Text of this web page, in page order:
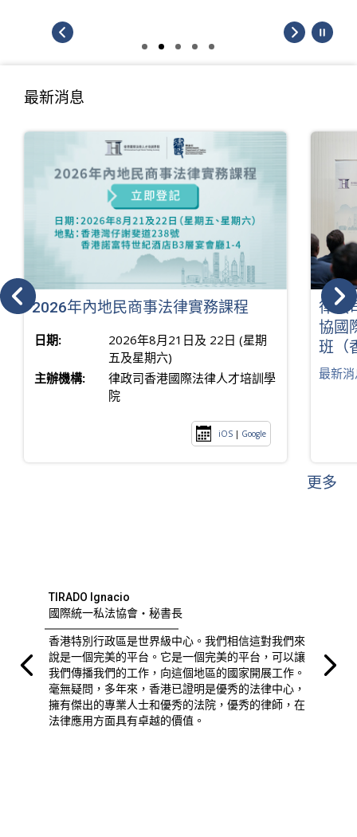
最新消息
2026年內地民商事法律實務課程
日期:
2026年8月21日及 22日 (星期
五及星期六)
主辦機構:
律政司香港國際法律人才培訓學
院
iOS | Google
律政
協國
班（
最新
更多
TIRADO Ignacio
國際統一私法協會・秘書長
香港特別行政區是世界級中心。我們相信這對我們來
說是一個完美的平台。它是一個完美的平台，可以讓
我們傳播我們的工作，向這個地區的國家開展工作。
毫無疑問，多年來，香港已證明是優秀的法律中心，
擁有傑出的專業人士和優秀的法院，優秀的律師，在
法律應用方面具有卓越的價值。